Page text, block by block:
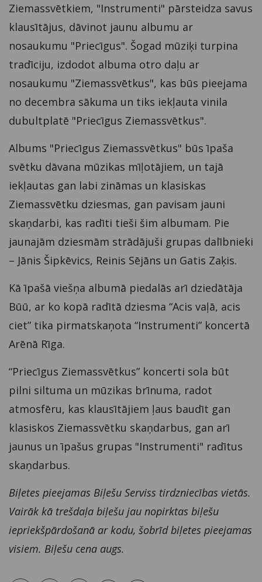
Ziemassvētkiem, "Instrumenti" pārsteidza savus
klausītājus, dāvinot jaunu albumu ar
nosaukumu "Priecīgus". Šogad mūziķi turpina
tradīciju, izdodot albuma otro daļu ar
nosaukumu "Ziemassvētkus", kas būs pieejama
no decembra sākuma un tiks iekļauta vinila
dubultplatē "Priecīgus Ziemassvētkus".
Albums "Priecīgus Ziemassvētkus" būs īpaša
svētku dāvana mūzikas mīļotājiem, un tajā
iekļautas gan labi zināmas un klasiskas
Ziemassvētku dziesmas, gan pavisam jauni
skaņdarbi, kas radīti tieši šim albumam. Pie
jaunajām dziesmām strādājuši grupas dalībnieki
– Jānis Šipkēvics, Reinis Sējāns un Gatis Zaķis.
Kā īpašā viešņa albumā piedalās arī dziedātāja
Būū, ar ko kopā radītā dziesma “Acis vaļā, acis
ciet” tika pirmatskaņota “Instrumenti” koncertā
Arēnā Rīga.
“Priecīgus Ziemassvētkus” koncerti sola būt
pilni siltuma un mūzikas brīnuma, radot
atmosfēru, kas klausītājiem ļaus baudīt gan
klasiskos Ziemassvētku skaņdarbus, gan arī
jaunus un īpašus grupas "Instrumenti" radītus
skaņdarbus.
Biļetes pieejamas Biļešu Serviss tirdzniecības vietās.
Vairāk kā trešdaļa biļešu jau nopirktas biļešu
iepriekšpārdošanā ar kodu, šobrīd biļetes pieejamas
visiem. Biļešu cena augs.